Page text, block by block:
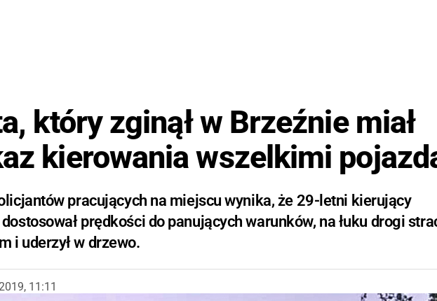
który zginął w Brzeźnie miał
kierowania wszelkimi
pracujących na miejscu wynika, że 29-letni kierujący
prędkości do panujących warunków, na łuku drogi
i uderzył w drzewo.
11:11